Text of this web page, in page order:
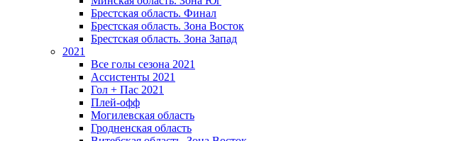
Брестская область. Финал
Брестская область. Зона Восток
Брестская область. Зона Запад
2021
Все голы сезона 2021
Ассистенты 2021
Гол + Пас 2021
Плей-офф
Могилевская область
Гродненская область